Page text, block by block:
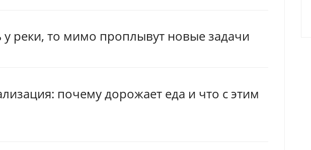
у реки, то мимо проплывут новые задачи
почему дорожает еда и что с этим